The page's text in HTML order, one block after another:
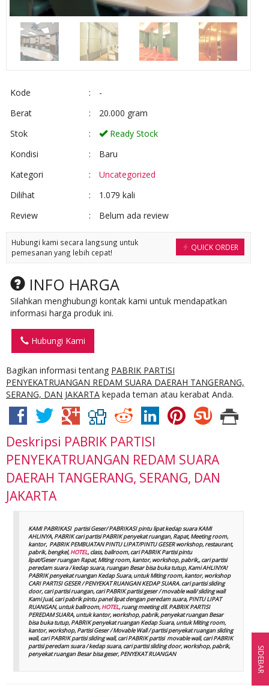
Kode :
-
Berat
:
20.000 gram
Stok
:
Ready Stock
Kondisi
:
Baru
Kategori
:
Uncategorized
Dilihat
:
1.079 kali
Review
: Belum ada review
QUICK ORDER
Hubungi kami secara langsung untuk
pemesanan yang lebih cepat!
INFO HARGA
Silahkan menghubungi kontak kami untuk mendapatkan
informasi harga produk ini.
Hubungi Kami
Bagikan informasi tentang PABRIK PARTISI
PENYEKATRUANGAN REDAM SUARA DAERAH TANGERANG,
SERANG, DAN JAKARTA kepada teman atau kerabat Anda.
Deskripsi PABRIK PARTISI
PENYEKATRUANGAN REDAM SUARA
DAERAH TANGERANG, SERANG, DAN
JAKARTA
KAMI PABRIKASI partisi Geser/ PABRIKASI pintu lipat kedap suara KAMI
AHLINYA, PABRIK cari partisi PABRIK penyekat ruangan, Rapat, Meeting room,
kantor, PABRIK PEMBUATAN PINTU LIPAT/PINTU GESER workshop, restaurant,
pabrik, bengkel,HOTEL, class, ballroom, cari PABRIK Partisi pintu
lipat/Geser ruangan Rapat, Miting room, kantor, workshop, pabrik,, cari partisi
peredam suara / kedap suara, ruangan Besar bisa buka tutup, Kami AHLINYA!
PABRIK penyekat ruangan Kedap Suara, untuk Miting room, kantor, workshop
CARI PARTISI GESER / PENYEKAT RUANGAN KEDAP SUARA. cari partisi sliding
door, cari partisi ruangan, cari PABRIK partisi geser / movable wall/ sliding wall
Kami Jual, cari pabrik pintu panel lipat dengan peredam suara, PINTU LIPAT
RUANGAN, untuk ballroom,HOTEL, ruang meeting dll. PABRIK PARTISI
PEREDAM SUARA, untuk kantor, workshop, pabrik, penyekat ruangan Besar
bisa buka tutup, PABRIK penyekat ruangan Kedap Suara, untuk Miting room,
kantor, workshop, Partisi Geser / Movable Wall / partisi penyekat ruangan sliding
wall, cari PABRIK partisi sliding wall, cari PABRIK partisi movable wall, cari PABRIK
partisi peredam suara / kedap suara, cari partisi sliding door, workshop, pabrik,
penyekat ruangan Besar bisa geser, PENYEKAT RUANGAN
SIDEBAR